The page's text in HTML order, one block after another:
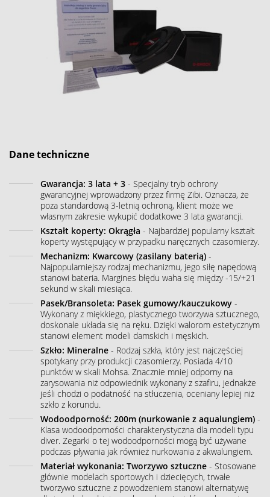
Dane techniczne
Gwarancja: 3 lata + 3 - Specjalny tryb ochrony
gwarancyjnej wprowadzony przez firmę Zibi. Oznacza, że
poza standardową 3-letnią ochroną, klient może we
własnym zakresie wykupić dodatkowe 3 lata gwarancji.
Kształt koperty: Okrągła - Najbardziej popularny kształt
koperty występujący w przypadku naręcznych czasomierzy.
Mechanizm: Kwarcowy (zasilany baterią) -
Najpopularniejszy rodzaj mechanizmu, jego siłę napędową
stanowi bateria. Margines błędu waha się między -15/+21
sekund w skali miesiąca.
Pasek/Bransoleta: Pasek gumowy/kauczukowy -
Wykonany z miękkiego, plastycznego tworzywa sztucznego,
doskonale układa się na ręku. Dzięki walorom estetycznym
stanowi element modeli damskich i męskich.
Szkło: Mineralne - Rodzaj szkła, który jest najczęściej
spotykany przy produkcji czasomierzy. Posiada 4/10
punktów w skali Mohsa. Znacznie mniej odporny na
zarysowania niż odpowiednik wykonany z szafiru, jednakże
jeśli chodzi o podatność na stłuczenia, oceniany lepiej niż
szkło z korundu.
Wodoodporność: 200m (nurkowanie z aqualungiem) -
Klasa wodoodporności charakterystyczna dla modeli typu
diver. Zegarki o tej wodoodporności mogą być używane
podczas pływania jak również nurkowania z akwalungiem.
Materiał wykonania: Tworzywo sztuczne - Stosowane
głównie modelach sportowych i dziecięcych, trwałe
tworzywo sztuczne z powodzeniem stanowi alternatywę